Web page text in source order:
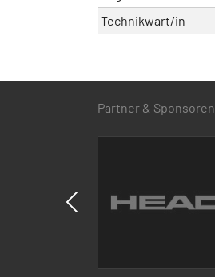
Technikwart/in
Partner & Sponsoren